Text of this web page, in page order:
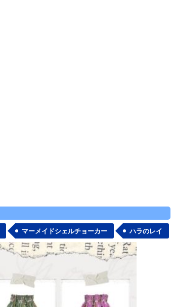
マーメイドシェルチョーカー ハラのレイ